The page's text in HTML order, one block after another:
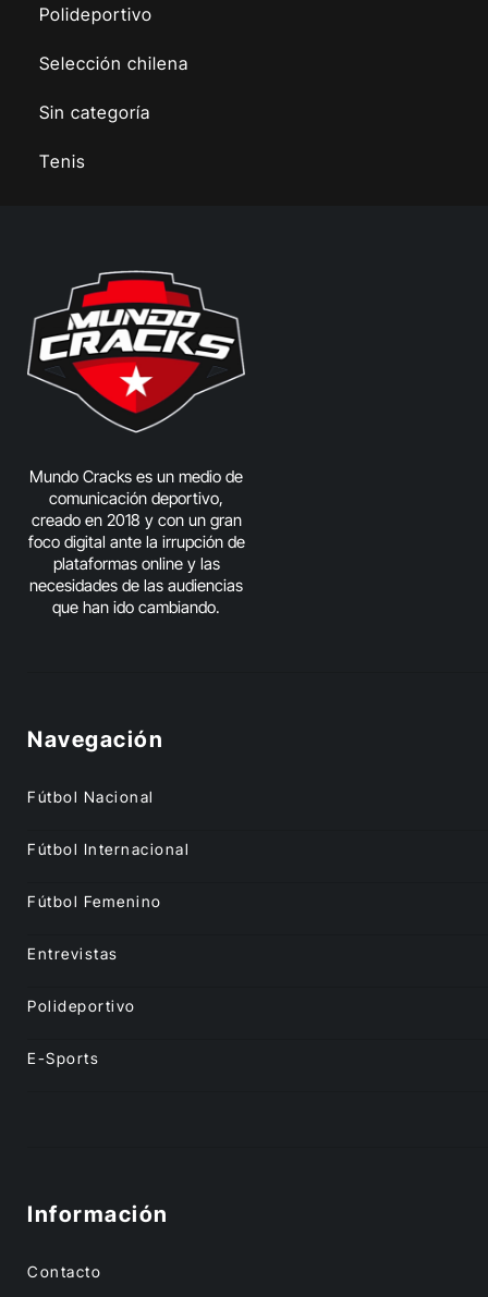
Polideportivo
Selección chilena
Sin categoría
Tenis
Mundo Cracks es un medio de
comunicación deportivo,
creado en 2018 y con un gran
foco digital ante la irrupción de
plataformas online y las
necesidades de las audiencias
que han ido cambiando.
Navegación
Fútbol Nacional
Fútbol Internacional
Fútbol Femenino
Entrevistas
Polideportivo
E-Sports
Información
Contacto